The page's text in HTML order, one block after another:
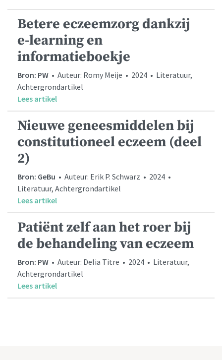
Betere eczeemzorg dankzij
e-learning en
informatieboekje
Bron: PW • Auteur: Romy Meije • 2024 • Literatuur,
Achtergrondartikel
Lees artikel
Nieuwe geneesmiddelen bij
constitutioneel eczeem (deel
2)
Bron: GeBu • Auteur: Erik P. Schwarz • 2024 •
Literatuur, Achtergrondartikel
Lees artikel
Patiënt zelf aan het roer bij
de behandeling van eczeem
Bron: PW • Auteur: Delia Titre • 2024 • Literatuur,
Achtergrondartikel
Lees artikel